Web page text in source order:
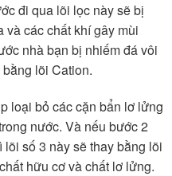
đi qua lõi lọc này sẽ bị
các chất khí gây mùi
nhà bạn bị nhiếm đá vôi
lõi Cation.
loại bỏ các cặn bẩn lơ lửng
nước. Và nếu bước 2
số 3 này sẽ thay bằng lõi
hữu cơ và chất lơ lửng.